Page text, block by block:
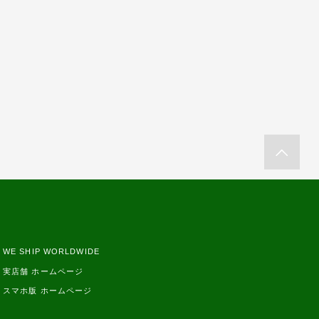
WE SHIP WORLDWIDE
実店舗 ホームページ
スマホ版 ホームページ